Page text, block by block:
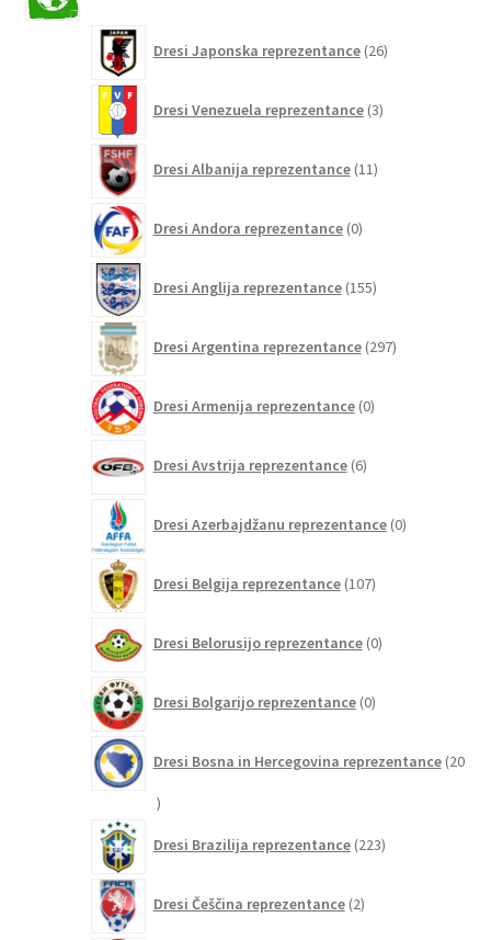
Dresi Japonska reprezentance 26izdelkov
Dresi Venezuela reprezentance 3izdelki
Dresi Albanija reprezentance 11izdelkov
Dresi Andora reprezentance 0izdelkov
Dresi Anglija reprezentance 155izdelkov
Dresi Argentina reprezentance 297izdelkov
Dresi Armenija reprezentance 0izdelkov
Dresi Avstrija reprezentance 6izdelkov
Dresi Azerbajdžanu reprezentance 0izdelkov
Dresi Belgija reprezentance 107izdelkov
Dresi Belorusijo reprezentance 0izdelkov
Dresi Bolgarijo reprezentance 0izdelkov
Dresi Bosna in Hercegovina reprezentance 20
20
Dresi Brazilija reprezentance 223izdelkov
Dresi Češčina reprezentance 2izdelka